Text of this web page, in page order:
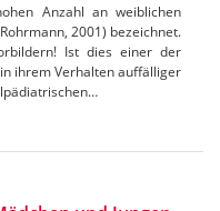
Anzahl an weiblichen
2001) bezeichnet.
Ist dies einer der
ihrem Verhalten auffälliger